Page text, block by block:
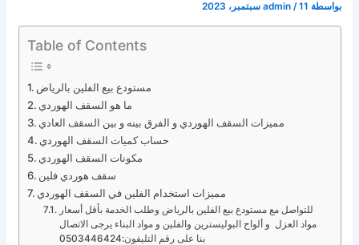
بواسطة admin /11 سبتمبر، 2023
Table of Contents
مستودع بيع الفلين بالرياض
ما هو السقف الهوردي
مميزات السقف الهوردي و الفرق بينه و بين السقف العادي
حساب كميات السقف الهوردي
مكونات السقف الهوردي
سقف هوردي فلين
مميزات استخدام الفلين في السقف الهوردي
للتواصل مع مستودع بيع الفلين بالرياض وطلب الخدمة بأقل أسعار
مواد العزل و ألواح البوليسترين والفلين و مواد البناء يرجى الاتصال
بنا على رقم التليفون:0503446424